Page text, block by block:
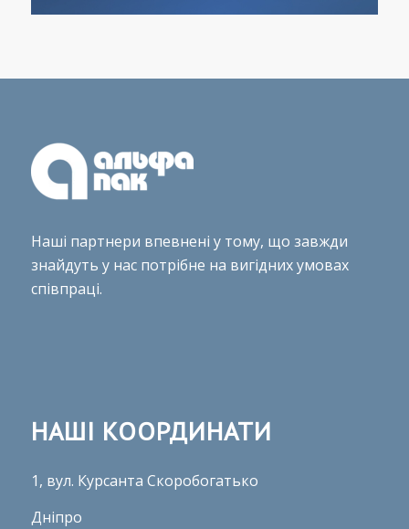
із додаванням
гранул
Наші партнери впевнені у тому, що завжди
знайдуть у нас потрібне на вигідних умовах
співпраці.
НАШІ КООРДИНАТИ
1, вул. Курсанта Скоробогатько
Дніпро